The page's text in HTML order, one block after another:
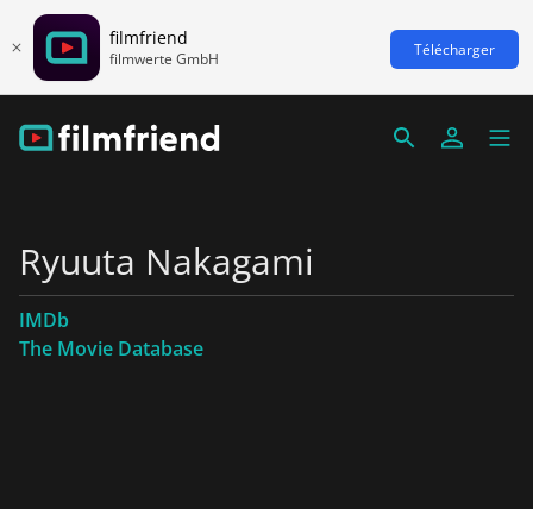
filmfriend
filmwerte GmbH Télécharger
Ryuuta Nakagami
IMDb
The Movie Database